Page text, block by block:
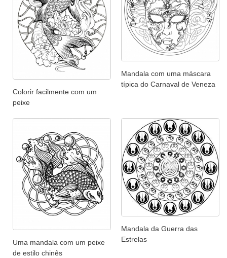
Colorir facilmente com um
peixe
Mandala com uma máscara
típica do Carnaval de Veneza
Uma mandala com um peixe
de estilo chinês
Mandala da Guerra das
Estrelas